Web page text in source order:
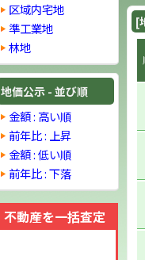
区域内宅地
準工業地
林地
地価公示 - 並び順
金額 : 高い順
前年比 : 上昇
金額 : 低い順
前年比 : 下落
不動産を一括査定
[